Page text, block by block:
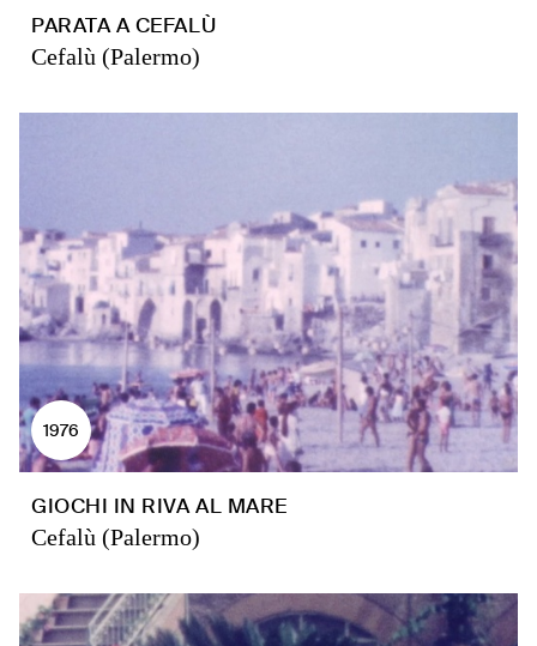
PARATA A CEFALÙ
Cefalù (Palermo)
1976
GIOCHI IN RIVA AL MARE
Cefalù (Palermo)